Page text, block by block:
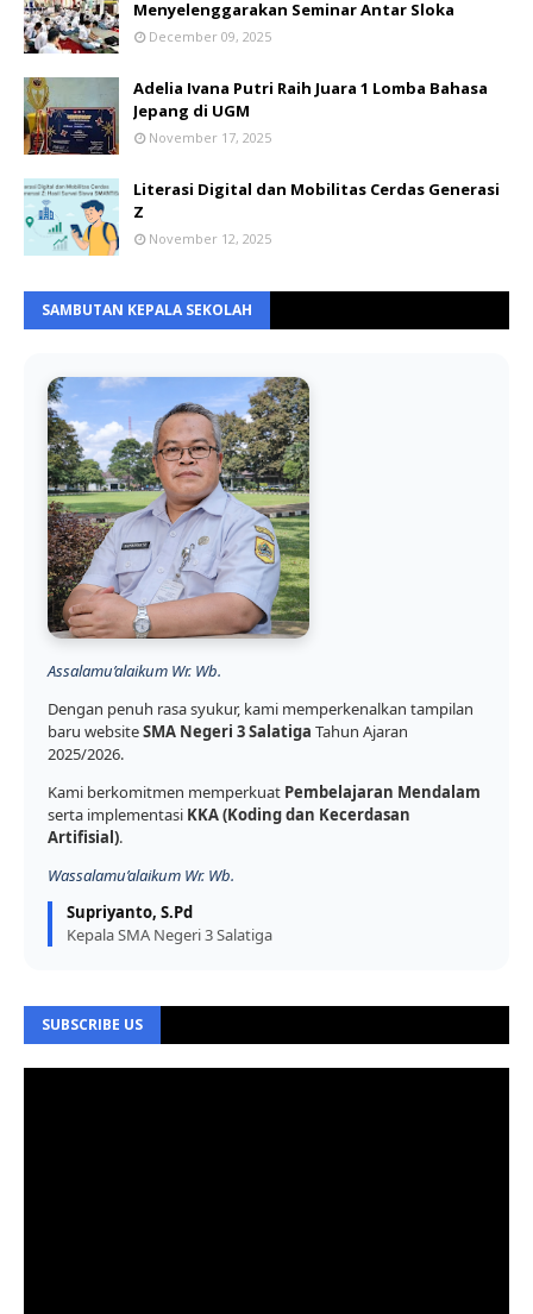
Menyelenggarakan Seminar Antar Sloka
December 09, 2025
Adelia Ivana Putri Raih Juara 1 Lomba Bahasa
Jepang di UGM
November 17, 2025
Literasi Digital dan Mobilitas Cerdas Generasi
Z
November 12, 2025
SAMBUTAN KEPALA SEKOLAH
Assalamu’alaikum Wr. Wb.
Dengan penuh rasa syukur, kami memperkenalkan tampilan
baru websiteSMA Negeri 3 Salatiga Tahun Ajaran
2025/2026.
Kami berkomitmen memperkuat Pembelajaran Mendalam
serta implementasi KKA (Koding dan Kecerdasan
Artifisial).
Wassalamu’alaikum Wr. Wb.
Supriyanto, S.Pd
Kepala SMA Negeri 3 Salatiga
SUBSCRIBE US